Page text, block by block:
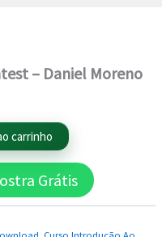
– Daniel Moreno
carrinho
Grátis